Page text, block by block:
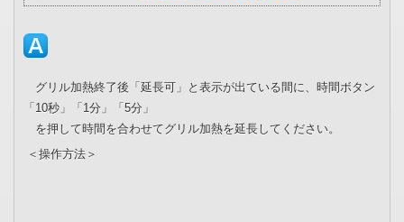
グリル加熱終了後「延長可」と表示が出ている間に、時間ボタン
「10秒」「1分」「5分」
を押して時間を合わせてグリル加熱を延長してください。
＜操作方法＞